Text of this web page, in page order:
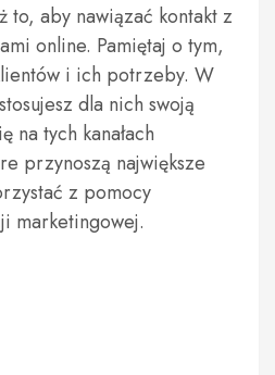
to, aby nawiązać kontakt z
online. Pamiętaj o tym,
i ich potrzeby. W
dla nich swoją
na tych kanałach
przynoszą największe
z pomocy
marketingowej.